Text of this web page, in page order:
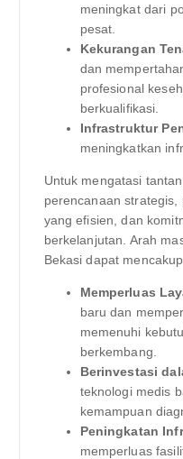
meningkat dari
pesat.
Kekurangan
dan
profesional
berkualifikasi.
Infrastruktur
meningkatkan
Untuk mengatasi
perencanaan
yang efisien, dan
berkelanjutan. Arah
Bekasi dapat
Memperluas
baru dan
memenuhi
berkembang.
Berinvestasi
teknologi medis
kemampuan
Peningkatan
memperluas